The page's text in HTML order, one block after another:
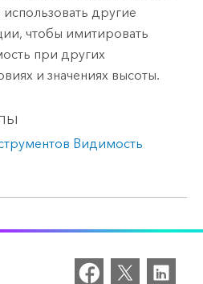
другие
чтобы имитировать
при других
и значениях высоты.
Видимость